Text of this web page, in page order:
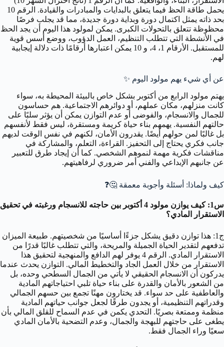
يحمل طاقة الحظ فيما يتعلق بالبدايات والمبادرات والقيادة. الرقم 10
بحد ذاته يمثل اكتمال دورة وبداية دورة جديدة، مما قد يجلب فرصًا
محظوظة تتعلق بالتحولات الكبرى. يمكن لمولود هذا اليوم أن يجد الحظ
في الأنشطة التي تتطلب التنظيم، العمل الدؤوب، ووضع أسس قوية
للمستقبل. الأرقام 1، 4، و 10 يمكن اعتبارها أرقامًا ذات دلالة إيجابية
لهم.
عن أي شيء يهم مولود اليوم ✨
يهتم مولود الرابع من أكتوبر بشكل خاص بالبيئة المحيطة به، سواء
كانت منزلهم، مكان عملهم، أو دوائرهم الاجتماعية. هم حساسون
للجمال والانسجام، والفوضى أو عدم التوازن يمكن أن يؤثر سلبًا على
حالتهم النفسية. يهمهم بناء حياة كريمة ومستقرة، ليس فقط لأنفسهم
بل غالبًا لمن حولهم أيضًا. يقدرون الأمان، لكنهم في نفس الوقت لديهم
جانب فكري يحتاج إلى التحفيز. القراءة، التعلم، والمشاركة في
مناقشات فكرية مهمة لنموهم الشخصي. كما أن إيجاد طرق للتعبير
عن جانبهم الإبداعي والفني أمر ضروري لرفاهيتهم.
كيف ولماذا: أسئلة وأجوبة معمقة 🤔❓
س1: كيف يوازن مولود 4 أكتوبر بين حاجته للانسجام ورغبته في تحقيق
الاستقرار المادي؟
ج1: هذا توازن دقيق يشكل جزءًا أساسيًا من شخصيتهم. طبيعة الميزان
تدفعهم لتقدير الحياة الجميلة والمريحة، والتي تتطلب غالبًا قدرًا من
الاستقرار المادي. الرقم 4 يوفر لهم الدافع والمنهجية لتحقيق هذا
الاستقرار من خلال العمل الجاد والتخطيط المالي. التوازن يحدث عندما
يدركون أن الانسجام الحقيقي لا يأتي من الجمال السطحي وحده، بل
من الشعور بالأمان والقدرة على بناء حياة تلبي احتياجاتهم المادية
والعاطفية على حد سواء. قد يختارون مهنًا تجمع بين حسهم الجمالي
وقدراتهم التنظيمية، أو يجدون طرقًا لجعل جوانب حياتهم المادية
منظمة وممتعة بصريًا. التحدي يكمن في عدم السماح للقلق المالي بأن
يطغى على حاجتهم للبهجة والجمال، وعدم التضحية بالأمان المادي
سعيًا وراء الجمال فقط.